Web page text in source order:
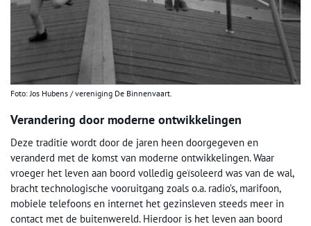
Foto: Jos Hubens / vereniging De Binnenvaart.
Verandering door moderne ontwikkelingen
Deze traditie wordt door de jaren heen doorgegeven en
veranderd met de komst van moderne ontwikkelingen. Waar
vroeger het leven aan boord volledig geïsoleerd was van de wal,
bracht technologische vooruitgang zoals o.a. radio’s, marifoon,
mobiele telefoons en internet het gezinsleven steeds meer in
contact met de buitenwereld. Hierdoor is het leven aan boord